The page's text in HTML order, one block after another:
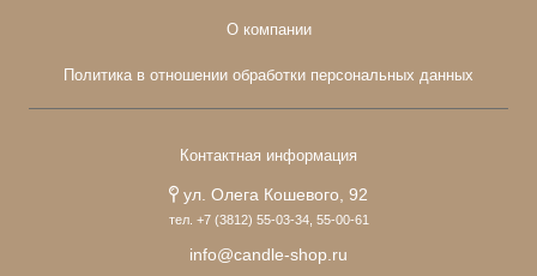
О компании
Политика в отношении обработки персональных данных
Контактная информация
ул. Олега Кошевого, 92
тел. +7 (3812) 55-03-34, 55-00-61
info@candle-shop.ru